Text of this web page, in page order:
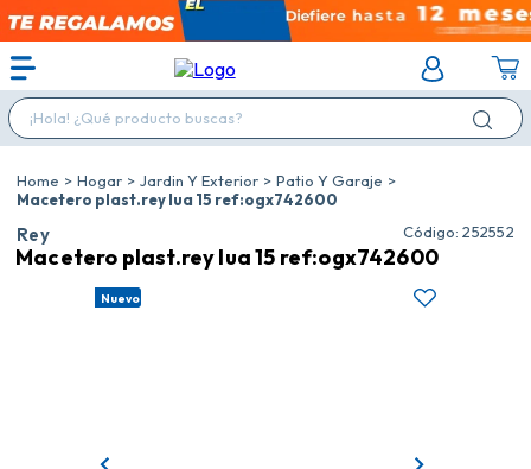
¡Hola! ¿Qué producto buscas?
Hogar Jardin Y Exterior
Patio Y Garaje
Macetero plast.rey lua 15 ref:ogx742600
Rey : 252552
Macetero plast.rey lua 15 ref:ogx742600
Nuevo